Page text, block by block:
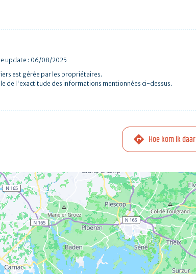
update : 06/08/2025
est gérée par les propriétaires.
de l'exactitude des informations mentionnées ci-dessus.
Hoe kom ik daar